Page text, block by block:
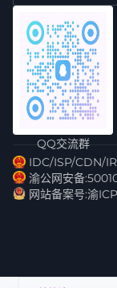
QQ交流群
IDC/ISP/CDN/
渝公网安备
网站备案号:渝